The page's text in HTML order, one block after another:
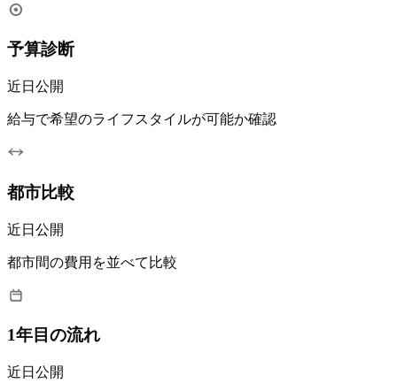
予算診断
近日公開
給与で希望のライフスタイルが可能か確認
都市比較
近日公開
都市間の費用を並べて比較
1年目の流れ
近日公開